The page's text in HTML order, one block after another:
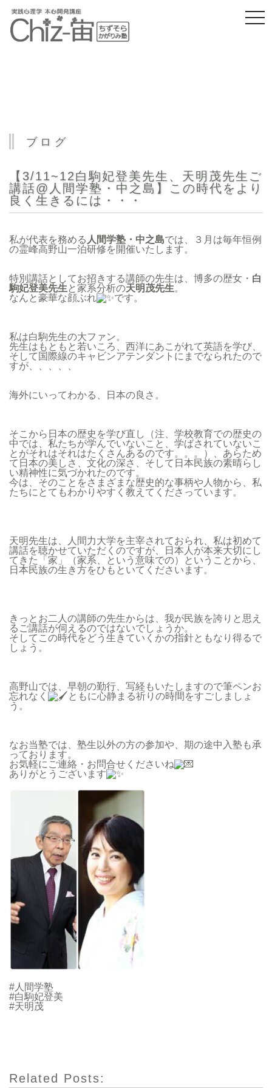
ブログ
【3/11~12白駒妃登美先生、天明茂先生ご
講話@人間学塾・中之島】この時代をより
良く生きるには・・・
私が代表を務める 人間学塾・中之島では、３月は毎年恒例
の霊峰高野山一泊研修を開催いたします。
特別講話としてお招きする講師の先生は、博多の歴女・ 白
駒妃登美先生 と家系分析の天明茂先生。
なんと豪華な顔ぶれ
です。
私は白駒先生の大ファン。
先生はもともと若いころ、西洋にあこがれて英語を学び、
そして国際線のキャビンアテンダントにまでなられたので
すが、、、、、
海外にいってわかる、日本の良さ。
そこから日本の歴史を学び直し（注、学校教育での歴史の
中では、私たちが学んでいないこと、学ばされていないこ
とがそれはそれはたくさんあるのです。。。）、あらため
て日本の美しさ、文化の深さ、そして日本民族の素晴らし
い精神性に気づかれたのです。
今は、そのことをさまざまな歴史的な事柄や人物から、私
たちにとてもわかりやすく教えてくださっています。
天明先生は、人間力大学を主宰されておられ、私は初めて
講話を聴かせていただくのですが、日本人が本来大切にし
てきた「家」（家系、という意味での）ということから、
日本民族の生き方をひもといてくださいます。
きっとお二人の講師の先生からは、我が民族を誇りと思え
るご講話が伺えるのではないでしょうか。
そしてこの時代をどう生きていくかの指針ともなり得るで
しょう。
高野山では、早朝の勤行、写経もいたしますので筆ペンお
忘れなく
ともに心静まる祈りの時間をすごしましょ
う。
なお当塾では、塾生以外の方の参加や、期の途中入塾も承
っております。
お気軽にご連絡・お問合せくださいね
ありがとうございます
#人間学塾
#白駒妃登美
#天明茂
Related Posts: